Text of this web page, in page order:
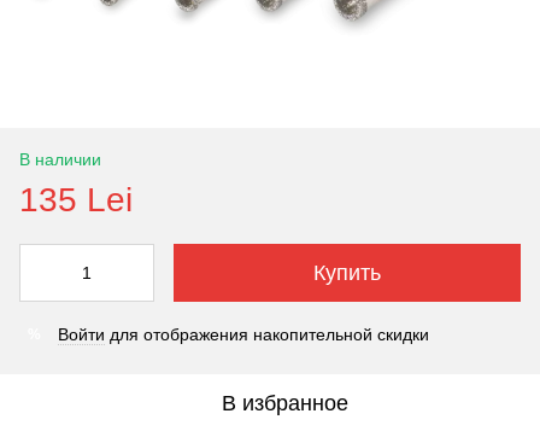
В наличии
135 Lei
Купить
Войти для отображения накопительной скидки
В избранное